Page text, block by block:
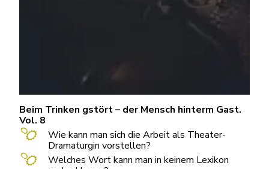
Beim Trinken gstört – der Mensch hinterm Gast.
Vol. 8
Wie kann man sich die Arbeit als Theater-
Dramaturgin vorstellen?
Welches Wort kann man in keinem Lexikon